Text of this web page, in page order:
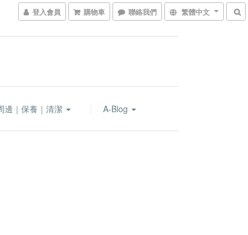
登入會員 購物車 聯絡我們 繁體中文
邊｜保養｜清潔 A-Blog